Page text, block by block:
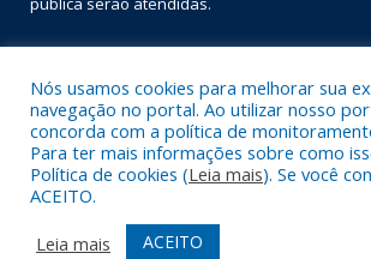
Todos os direitos reservados a Prefeitura
Mapa do Site
Acessar Área Administrativa
Nós usamos cookies para melhorar sua
navegação no portal. Ao utilizar nosso
concorda com a política de
Para ter mais informações sobre como
Política de cookies (Leia mais). Se você
ACEITO.
Leia mais
ACEITO